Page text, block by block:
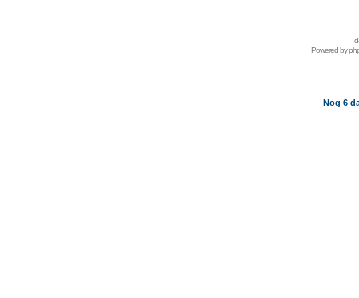
Powered by
Nog 6